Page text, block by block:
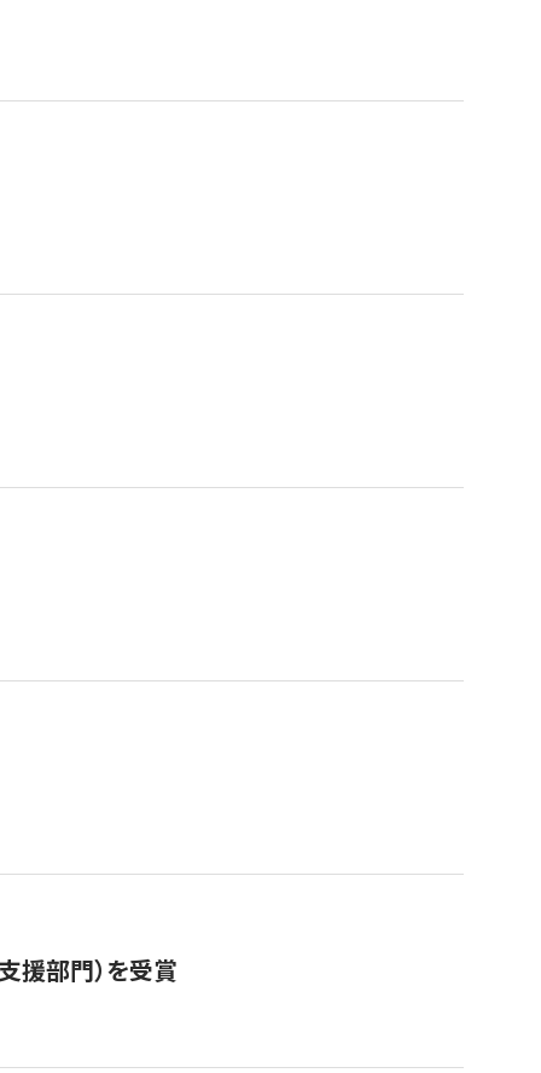
援部門）を受賞